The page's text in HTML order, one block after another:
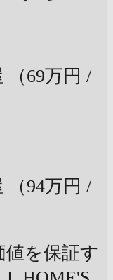
（69万円 /
（94万円 /
値を保証す